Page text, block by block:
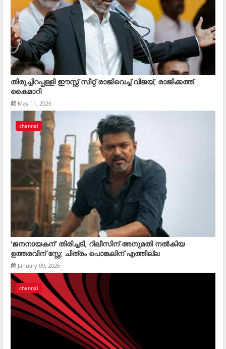
തിരുച്ചിറപ്പള്ളി ഈസ്റ്റ് സീറ്റ് രാജിവെച്ച് വിജയ്, രാജിക്കത്ത്
കൈമാറി
May 11, 2026
chennai
'ജനനായകന്' തിരിച്ചടി, റിലീസിന് അനുമതി നൽകിയ
ഉത്തരവിന് സ്റ്റേ; ചിത്രം പൊങ്കലിന് എത്തില്ല
January 09, 2026
chennai